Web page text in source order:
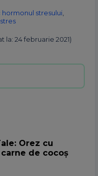
stresului
stres
la: 24 februarie 2021)
Orez cu
de cocoș